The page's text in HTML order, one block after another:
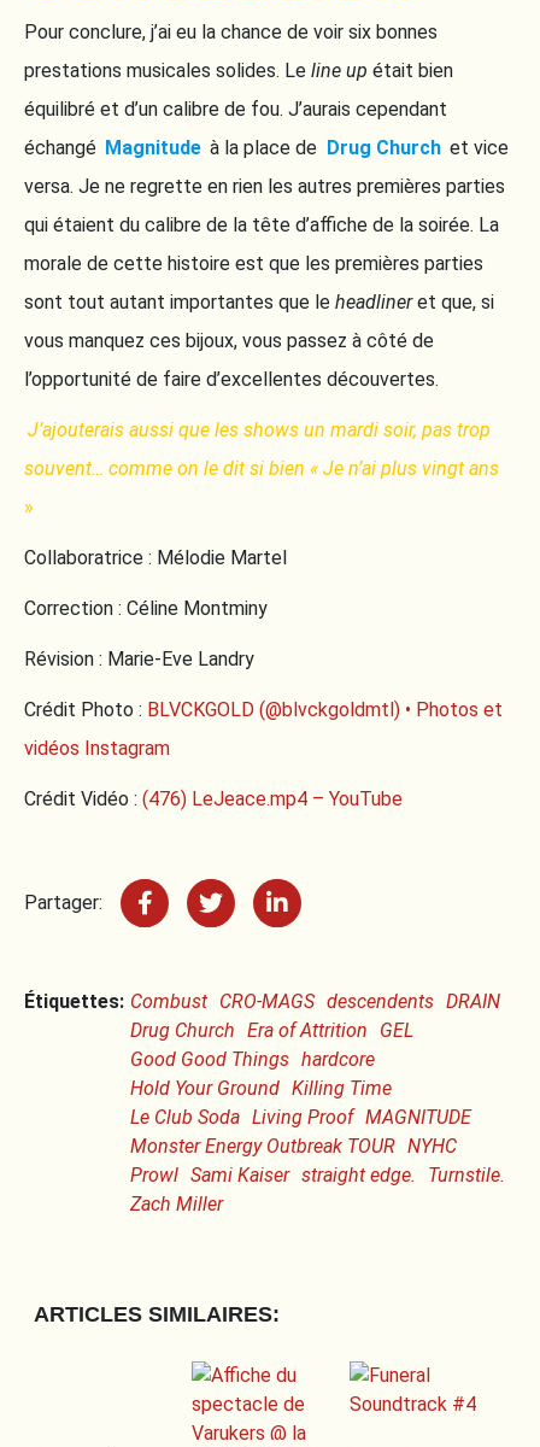
Pour conclure, j’ai eu la chance de voir six bonnes
prestations musicales solides. Le line up était bien
équilibré et d’un calibre de fou. J’aurais cependant
échangé Magnitude à la place de Drug Church et vice
versa. Je ne regrette en rien les autres premières parties
qui étaient du calibre de la tête d’affiche de la soirée. La
morale de cette histoire est que les premières parties
sont tout autant importantes que le headlineret que, si
vous manquez ces bijoux, vous passez à côté de
l’opportunité de faire d’excellentes découvertes.
J’ajouterais aussi que les shows un mardi soir, pas trop
souvent… comme on le dit si bien « Je n’ai plus vingt ans
»
Collaboratrice : Mélodie Martel
Correction : Céline Montminy
Révision : Marie-Eve Landry
Crédit Photo : BLVCKGOLD (@blvckgoldmtl) • Photos et
vidéos Instagram
Crédit Vidéo : (476) LeJeace.mp4 – YouTube
Partager:
Étiquettes: Combust CRO-MAGS descendents DRAIN
Drug Church Era of Attrition
GEL
Good Good Things hardcore
Hold Your Ground Killing Time
Le Club Soda Living Proof MAGNITUDE
Monster Energy Outbreak TOUR NYHC
Prowl Sami Kaiser straight edge.
Turnstile.
Zach Miller
ARTICLES SIMILAIRES: